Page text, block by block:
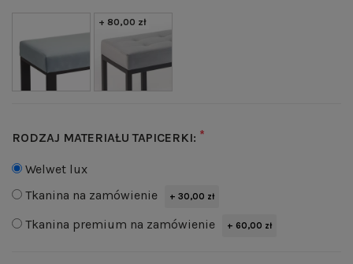
+ 80,00 zł
RODZAJ MATERIAŁU TAPICERKI: *
Welwet lux
Tkanina na zamówienie
+ 30,00 zł
Tkanina premium na zamówienie + 60,00 zł